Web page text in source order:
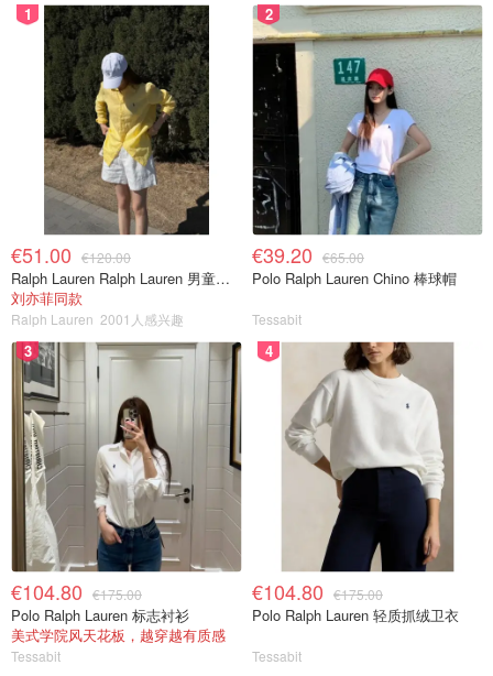
1
€51.00 €120.00
Ralph Lauren Ralph Lauren 男童亚麻衬衫
刘亦菲同款
Ralph Lauren 2001人感兴趣
2
€39.20 €65.00
Polo Ralph Lauren Chino 棒球帽
Tessabit
3
€104.80 €175.00
Polo Ralph Lauren 标志衬衫
美式学院风天花板，越穿越有质感
Tessabit
4
€104.80 €175.00
Polo Ralph Lauren 轻质抓绒卫衣
Tessabit